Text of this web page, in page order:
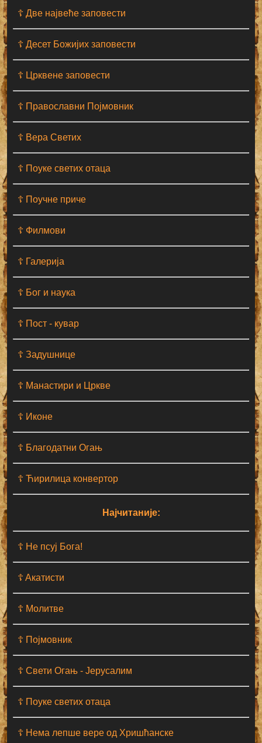
☦ Две највеће заповести
☦ Десет Божијих заповести
☦ Црквене заповести
☦ Православни Појмовник
☦ Вера Светих
☦ Поуке светих отаца
☦ Поучне приче
☦ Филмови
☦ Галерија
☦ Бог и наука
☦ Пост - кувар
☦ Задушнице
☦ Манастири и Цркве
☦ Иконе
☦ Благодатни Огањ
☦ Ћирилица конвертор
Најчитаније:
☦ Не псуј Бога!
☦ Aкатисти
☦ Молитве
☦ Појмовник
☦ Свети Огањ - Јерусалим
☦ Поуке светих отаца
☦ Нема лепше вере од Хришћанске